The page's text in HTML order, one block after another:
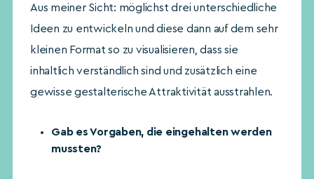
Aus meiner Sicht: möglichst drei unterschiedliche
Ideen zu entwickeln und diese dann auf dem sehr
kleinen Format so zu visualisieren, dass sie
inhaltlich verständlich sind und zusätzlich eine
gewisse gestalterische Attraktivität ausstrahlen.
Gab es Vorgaben, die eingehalten werden
mussten?